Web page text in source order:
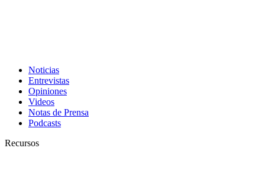
Noticias
Entrevistas
Opiniones
Videos
Notas de Prensa
Podcasts
Recursos